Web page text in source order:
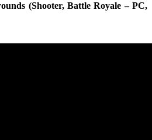
(Shooter, Battle Royale – PC,